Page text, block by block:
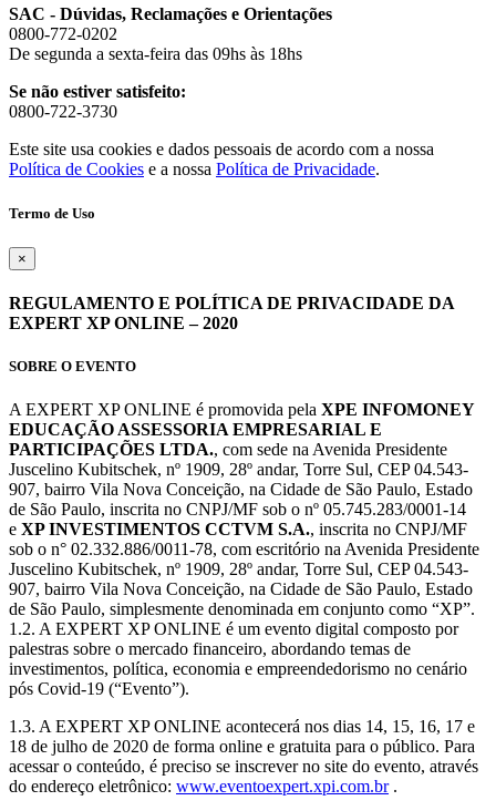
SAC - Dúvidas, Reclamações e Orientações
0800-772-0202
De segunda a sexta-feira das 09hs às 18hs
Se não estiver satisfeito:
0800-722-3730
Este site usa cookies e dados pessoais de acordo com a nossa
Política de Cookies e a nossa Política de Privacidade.
Termo de Uso
×
REGULAMENTO E POLÍTICA DE PRIVACIDADE DA
EXPERT XP ONLINE – 2020
SOBRE O EVENTO
A EXPERT XP ONLINE é promovida pela XPE INFOMONEY
EDUCAÇÃO ASSESSORIA EMPRESARIAL E
PARTICIPAÇÕES LTDA., com sede na Avenida Presidente
Juscelino Kubitschek, nº 1909, 28º andar, Torre Sul, CEP 04.543-
907, bairro Vila Nova Conceição, na Cidade de São Paulo, Estado
de São Paulo, inscrita no CNPJ/MF sob o nº 05.745.283/0001-14
e XP INVESTIMENTOS CCTVM S.A., inscrita no CNPJ/MF
sob o n° 02.332.886/0011-78, com escritório na Avenida Presidente
Juscelino Kubitschek, nº 1909, 28º andar, Torre Sul, CEP 04.543-
907, bairro Vila Nova Conceição, na Cidade de São Paulo, Estado
de São Paulo, simplesmente denominada em conjunto como “XP”.
1.2. A EXPERT XP ONLINE é um evento digital composto por
palestras sobre o mercado financeiro, abordando temas de
investimentos, política, economia e empreendedorismo no cenário
pós Covid-19 (“Evento”).
1.3. A EXPERT XP ONLINE acontecerá nos dias 14, 15, 16, 17 e
18 de julho de 2020 de forma online e gratuita para o público. Para
acessar o conteúdo, é preciso se inscrever no site do evento, através
do endereço eletrônico: www.eventoexpert.xpi.com.br.